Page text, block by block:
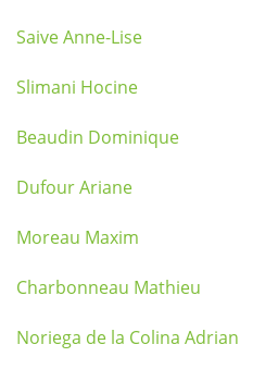
Saive Anne-Lise
Slimani Hocine
Beaudin Dominique
Dufour Ariane
Moreau Maxim
Charbonneau Mathieu
Noriega de la Colina Adrian